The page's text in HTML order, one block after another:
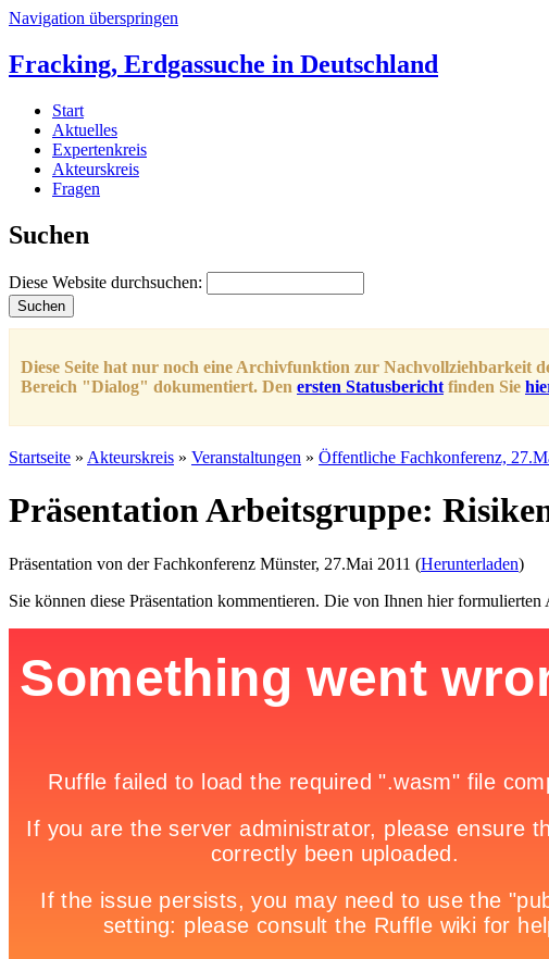
Navigation überspringen
Fracking, Erdgassuche in Deutschland
Start
Aktuelles
Expertenkreis
Akteurskreis
Fragen
Suchen
Diese Website durchsuchen:
Diese Seite hat nur noch eine Archivfunktion zur Nachvollziehbarkeit
Bereich "Dialog" dokumentiert. Den ersten Statusbericht finden Sie
Startseite » Akteurskreis » Veranstaltungen » Öffentliche Fachkonferenz,
Präsentation Arbeitsgruppe:
Präsentation von der Fachkonferenz Münster, 27.Mai 2011 (Herunterladen)
Sie können diese Präsentation kommentieren. Die von Ihnen hier